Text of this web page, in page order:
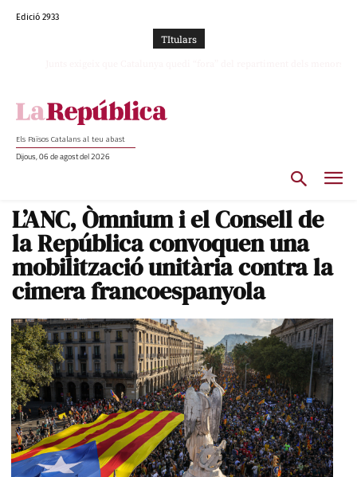
Edició 2933
TItulars
Els Països Catalans al teu abast
Dijous, 06 de agost del 2026
L’ANC, Òmnium i el Consell de
la República convoquen una
mobilització unitària contra la
cimera francoespanyola